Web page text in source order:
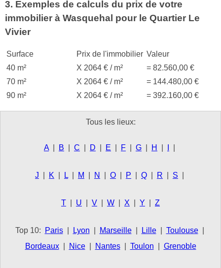
3. Exemples de calculs du prix de votre
immobilier à Wasquehal pour le Quartier Le
Vivier
Surface Prix de l'immobilier Valeur
40 m²
X 2064 € / m²
= 82.560,00 €
70 m²
X 2064 € / m²
= 144.480,00 €
90 m²
X 2064 € / m² = 392.160,00 €
Tous les lieux:
A B C D E F G H
J K L M N O P Q R S
T U V W X Y Z
Top 10: Paris| Lyon Marseille| Lille| Toulouse|
Bordeaux| Nice| Nantes| Toulon Grenoble